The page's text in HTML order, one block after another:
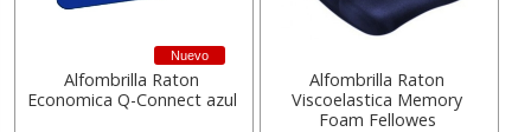
Nuevo
Alfombrilla Raton
Economica Q-Connect azul
Alfombrilla Raton
Viscoelastica Memory
Foam Fellowes